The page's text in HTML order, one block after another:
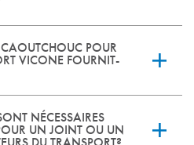
en Amérique du Nord,
Unis et au Mexique.
CAOUTCHOUC POUR
VICONE FOURNIT-
des coupe-froid, des joints
NÉCESSAIRES
UN JOINT OU UN